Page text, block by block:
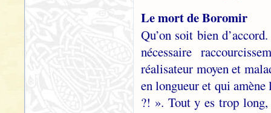
Le mort de Boromir
Qu’on soit bien
nécessaire
réalisateur moyen et
en longueur et qui
?! ». Tout y es trop